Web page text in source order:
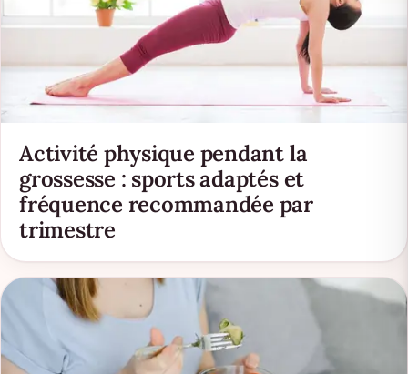
Activité physique pendant la
grossesse : sports adaptés et
fréquence recommandée par
trimestre